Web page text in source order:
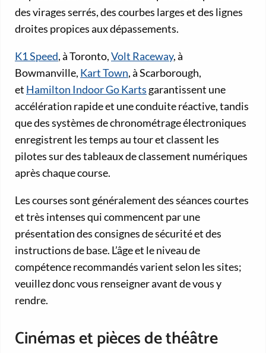
des virages serrés, des courbes larges et des lignes
droites propices aux dépassements.
K1 Speed, à Toronto,Volt Raceway, à
Bowmanville, Kart Town, à Scarborough,
et Hamilton Indoor Go Karts garantissent une
accélération rapide et une conduite réactive, tandis
que des systèmes de chronométrage électroniques
enregistrent les temps au tour et classent les
pilotes sur des tableaux de classement numériques
après chaque course.
Les courses sont généralement des séances courtes
et très intenses qui commencent par une
présentation des consignes de sécurité et des
instructions de base. L’âge et le niveau de
compétence recommandés varient selon les sites;
veuillez donc vous renseigner avant de vous y
rendre.
Cinémas et pièces de théâtre